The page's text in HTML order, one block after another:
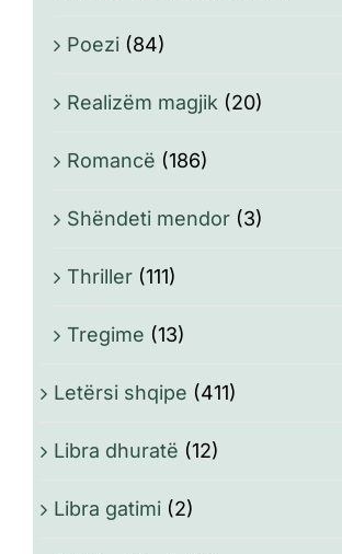
Poezi (84)
Realizëm magjik (20)
Romancë (186)
Shëndeti mendor (3)
Thriller (111)
Tregime (13)
Letërsi shqipe (411)
Libra dhuratë (12)
Libra gatimi (2)